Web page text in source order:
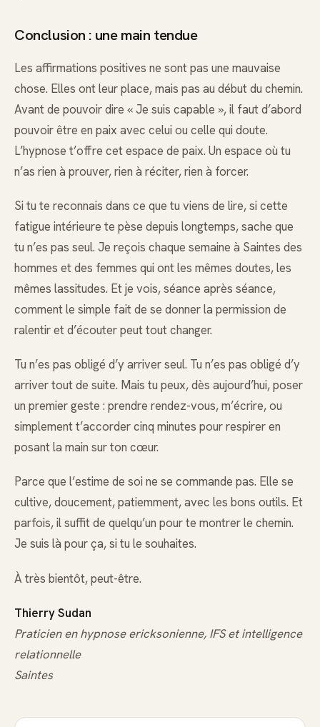
Conclusion : une main tendue
Les affirmations positives ne sont pas une mauvaise
chose. Elles ont leur place, mais pas au début du chemin.
Avant de pouvoir dire « Je suis capable », il faut d’abord
pouvoir être en paix avec celui ou celle qui doute.
L’hypnose t’offre cet espace de paix. Un espace où tu
n’as rien à prouver, rien à réciter, rien à forcer.
Si tu te reconnais dans ce que tu viens de lire, si cette
fatigue intérieure te pèse depuis longtemps, sache que
tu n’es pas seul. Je reçois chaque semaine à Saintes des
hommes et des femmes qui ont les mêmes doutes, les
mêmes lassitudes. Et je vois, séance après séance,
comment le simple fait de se donner la permission de
ralentir et d’écouter peut tout changer.
Tu n’es pas obligé d’y arriver seul. Tu n’es pas obligé d’y
arriver tout de suite. Mais tu peux, dès aujourd’hui, poser
un premier geste : prendre rendez-vous, m’écrire, ou
simplement t’accorder cinq minutes pour respirer en
posant la main sur ton cœur.
Parce que l’estime de soi ne se commande pas. Elle se
cultive, doucement, patiemment, avec les bons outils. Et
parfois, il suffit de quelqu’un pour te montrer le chemin.
Je suis là pour ça, si tu le souhaites.
À très bientôt, peut-être.
Thierry Sudan
Praticien en hypnose ericksonienne, IFS et intelligence
relationnelle
Saintes